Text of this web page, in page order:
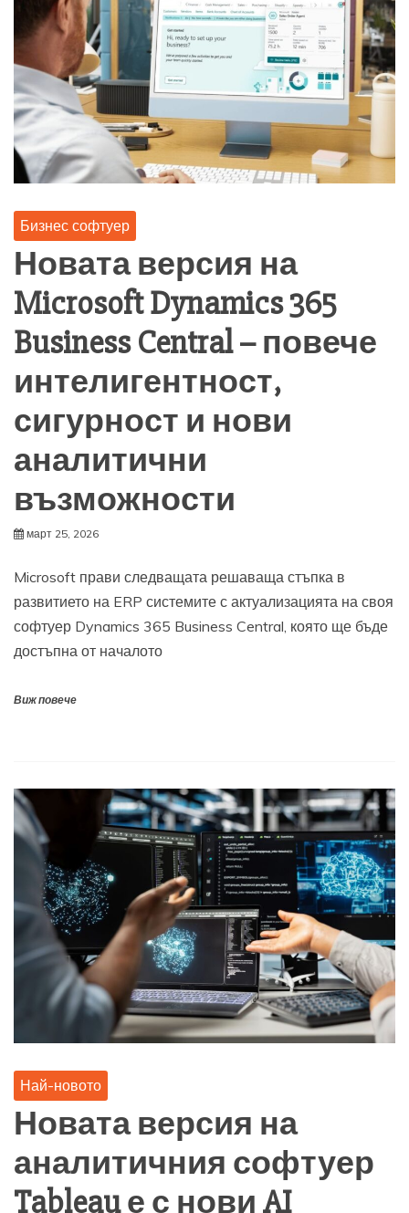
Бизнес софтуер
Новата версия на
Microsoft Dynamics 365
Business Central – повече
интелигентност,
сигурност и нови
аналитични
възможности
март 25, 2026
Microsoft прави следващата решаваща стъпка в
развитието на ERP системите с актуализацията на своя
софтуер Dynamics 365 Business Central, която ще бъде
достъпна от началото
Виж повече
Най-новото
Новата версия на
аналитичния софтуер
Tableau е с нови AI